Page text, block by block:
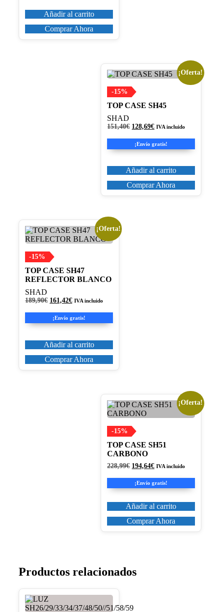
Añadir al carrito
Comprar Ahora
¡Oferta!
-15%
TOP CASE SH45
SHAD
151,40€ El
original
era:
128,69€El
actual
es:
IVA incluido
¡Envío gratis!
Añadir al carrito
Comprar Ahora
¡Oferta!
-15%
TOP CASE SH47
REFLECTOR BLANCO
SHAD
189,90€ El
original
era:
161,42€El
actual
es:
IVA incluido
¡Envío gratis!
Añadir al carrito
Comprar Ahora
¡Oferta!
-15%
TOP CASE SH51
CARBONO
228,99€ El
original
era:
194,64€El
actual
es:
IVA incluido
¡Envío gratis!
Añadir al carrito
Comprar Ahora
Productos relacionados